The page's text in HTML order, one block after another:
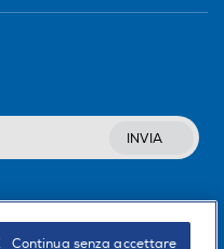
INVIA
Continua senza accettare